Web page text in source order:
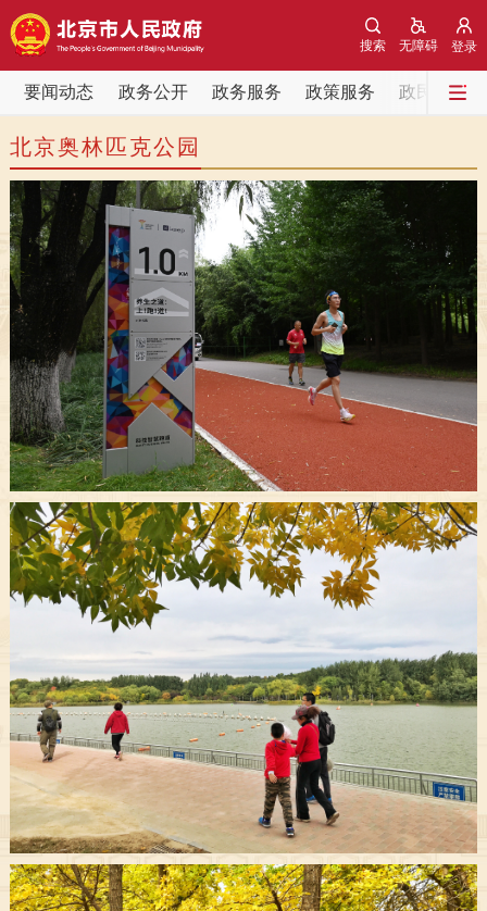
登录
无障碍
搜索
要闻动态 政务公开 政务服务 政策服务 政民互动
要闻动态
党中央精神
北京要闻 会议信息 部门动态
各区热点
政务公开
市领导 机构职能 政策服务
政策兑现 政策解读 回应关切
决策公开 专题公开
政务服务
个人服务
便民服务 利企服务 投资项目
中介服务 阳光政务
政民互动
12345网上接诉即办 我要咨询 我要建议
北京奥林匹克公园